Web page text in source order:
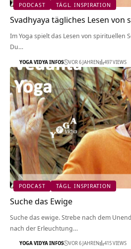
PODCAST TÄGL. INSPIRATION
Svadhyaya tägliches Lesen
Im Yoga spielt das Lesen von spirituellen
Du…
YOGA VIDYA INFOS VOR 6 JAHREN 497 VIEWS
PODCAST TÄGL. INSPIRATION
Suche das Ewige
Suche das ewige. Strebe nach dem
nach der Erleuchtung…
YOGA VIDYA INFOS VOR 6 JAHREN 415 VIEWS